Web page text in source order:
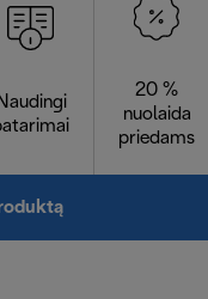
Naudingi
20 %
nuolaida
priedams